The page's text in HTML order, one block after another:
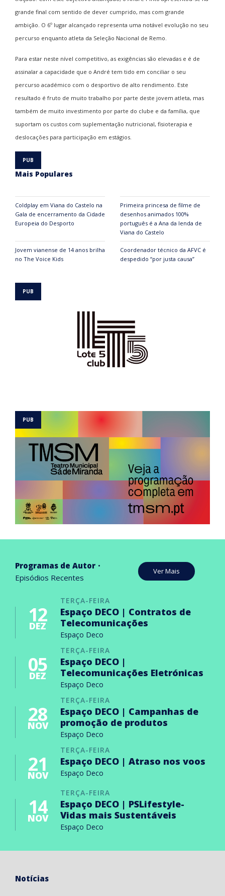
grande final com sentido de dever cumprido, mas com grande
ambição. O 6º lugar alcançado representa uma notável evolução no seu
percurso enquanto atleta da Seleção Nacional de Remo.
Para estar neste nível competitivo, as exigências são elevadas e é de
assinalar a capacidade que o André tem tido em conciliar o seu
percurso académico com o desportivo de alto rendimento. Este
resultado é fruto de muito trabalho por parte deste jovem atleta, mas
também de muito investimento por parte do clube e da família, que
suportam os custos com suplementação nutricional, fisioterapia e
deslocações para participação em estágios.
Mais Populares
Coldplay em Viana do Castelo na
Gala de encerramento da Cidade
Europeia do Desporto
Primeira princesa de filme de
desenhos animados 100%
português é a Ana da lenda de
Viana do Castelo
Jovem vianense de 14 anos brilha
no The Voice Kids
Coordenador técnico da AFVC é
despedido “por justa causa”
Programas de Autor
Episódios Recentes
Ver Mais
TERÇA-FEIRA
12
DEZ
Espaço DECO | Contratos de
Telecomunicações
Espaço Deco
TERÇA-FEIRA
05
DEZ
Espaço DECO |
Telecomunicações Eletrónicas
Espaço Deco
TERÇA-FEIRA
28
NOV
Espaço DECO | Campanhas de
promoção de produtos
Espaço Deco
TERÇA-FEIRA
21
NOV
Espaço DECO | Atraso nos voos
Espaço Deco
TERÇA-FEIRA
14
NOV
Espaço DECO | PSLifestyle-
Vidas mais Sustentáveis
Espaço Deco
Notícias